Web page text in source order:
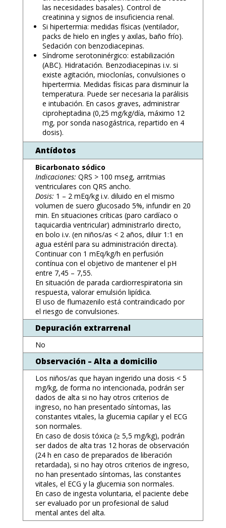
las necesidades basales). Control de
creatinina y signos de insuficiencia renal.
Si hipertermia: medidas físicas (ventilador,
packs de hielo en ingles y axilas, baño frío).
Sedación con benzodiacepinas.
Síndrome serotoninérgico: estabilización
(ABC). Hidratación. Benzodiacepinas i.v. si
existe agitación, mioclonías, convulsiones o
hipertermia. Medidas físicas para disminuir la
temperatura. Puede ser necesaria la parálisis
e intubación. En casos graves, administrar
ciproheptadina (0,25 mg/kg/día, máximo 12
mg, por sonda nasogástrica, repartido en 4
dosis).
Antídotos
Bicarbonato sódico
Indicaciones: QRS > 100 mseg, arritmias
ventriculares con QRS ancho.
Dosis: 1 – 2 mEq/kg i.v. diluido en el mismo
volumen de suero glucosado 5%, infundir en 20
min. En situaciones críticas (paro cardíaco o
taquicardia ventricular) administrarlo directo,
en bolo i.v. (en niños/as < 2 años, diluir 1:1 en
agua estéril para su administración directa).
Continuar con 1 mEq/kg/h en perfusión
contínua con el objetivo de mantener el pH
entre 7,45 – 7,55.
En situación de parada cardiorrespiratoria sin
respuesta, valorar emulsión lipídica.
El uso de flumazenilo está contraindicado por
el riesgo de convulsiones.
Depuración extrarrenal
No
Observación – Alta a domicilio
Los niños/as que hayan ingerido una dosis < 5
mg/kg, de forma no intencionada, podrán ser
dados de alta si no hay otros criterios de
ingreso, no han presentado síntomas, las
constantes vitales, la glucemia capilar y el ECG
son normales.
En caso de dosis tóxica (≥ 5,5 mg/kg), podrán
ser dados de alta tras 12 horas de observación
(24 h en caso de preparados de liberación
retardada), si no hay otros criterios de ingreso,
no han presentado síntomas, las constantes
vitales, el ECG y la glucemia son normales.
En caso de ingesta voluntaria, el paciente debe
ser evaluado por un profesional de salud
mental antes del alta.